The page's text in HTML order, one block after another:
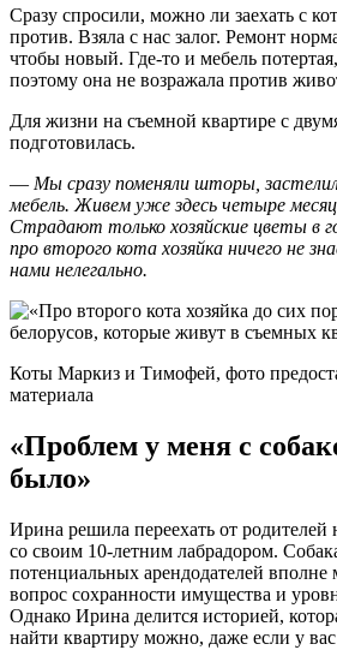
Сразу спросили, можно ли заехать с
против. Взяла с нас залог. Ремонт
чтобы новый. Где-то и мебель
поэтому она не возражала против
Для жизни на съемной квартире с
подготовилась.
— Мы сразу поменяли шторы,
мебель. Живем уже здесь четыре
Страдают только хозяйские цветы в
про второго кота хозяйка ничего не
нами нелегально.
Коты Маркиз и Тимофей, фото
материала
«Проблем у меня с
было»
Ирина решила переехать от
со своим 10-летним лабрадором.
потенциальных арендодателей вполне
вопрос сохранности имущества и
Однако Ирина делится историей,
найти квартиру можно, даже если у вас